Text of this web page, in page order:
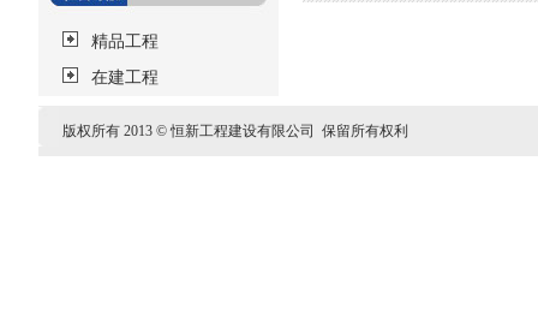
精品工程
在建工程
版权所有 2013 © 恒新工程建设有限公司 保留所有权利